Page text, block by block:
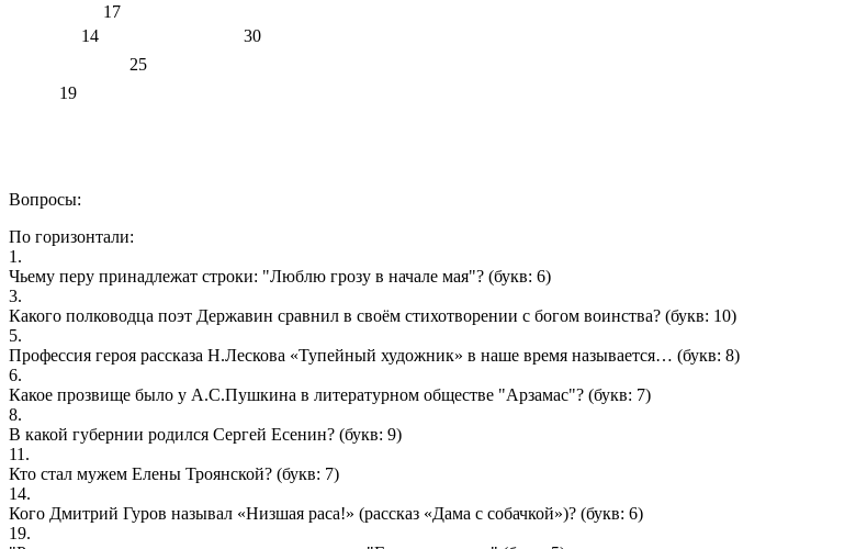
17
14
30
25
19
Вопросы:
По горизонтали:
1.
Чьему перу принадлежат строки: "Люблю грозу в начале мая"? (букв: 6)
3.
Какого полководца поэт Державин сравнил в своём стихотворении с богом воинства? (букв: 10)
5.
Профессия героя рассказа Н.Лескова «Тупейный художник» в наше время называется… (букв: 8)
6.
Какое прозвище было у А.С.Пушкина в литературном обществе "Арзамас"? (букв: 7)
8.
В какой губернии родился Сергей Есенин? (букв: 9)
11.
Кто стал мужем Елены Троянской? (букв: 7)
14.
Кого Дмитрий Гуров называл «Низшая раса!» (рассказ «Дама с собачкой»)? (букв: 6)
19.